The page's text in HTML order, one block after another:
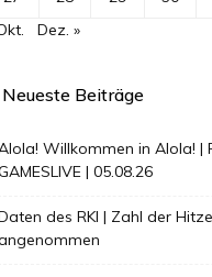
Dez. »
Neueste Beiträge
Willkommen in Alola! |
| 05.08.26
des RKI | Zahl der